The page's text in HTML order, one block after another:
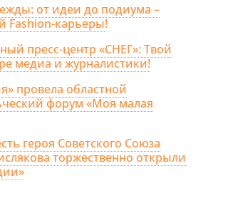
от идеи до подиума –
Fashion-карьеры!
пресс-центр «СНЕГ»: Твой
медиа и журналистики!
провела областной
форум «Моя малая
героя Советского Союза
торжественно открыли